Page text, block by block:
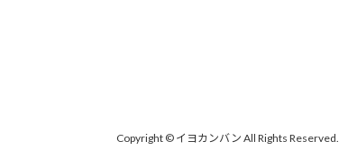
Copyright © イヨカンバン All Rights Reserved.